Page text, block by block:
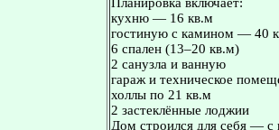
кухню — 16 кв.м
гостиную с камином — 40
6 спален (13–20 кв.м)
2 санузла и ванную
гараж и техническое
холлы по 21 кв.м
2 застеклённые лоджии
Дом строился для себя —